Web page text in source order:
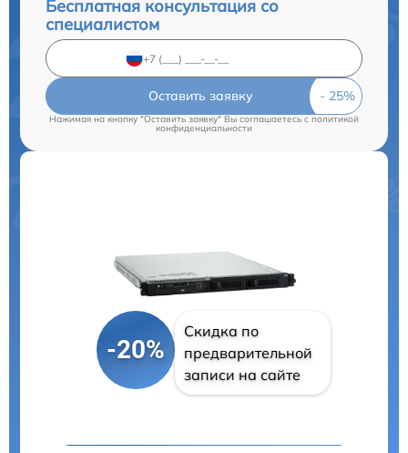
Бесплатная консультация со
специалистом
Оставить заявку
Нажимая на кнопку "Оставить заявку" Вы соглашаетесь c политикой
конфиденциальности
-20%
Скидка по
предварительной
записи на сайте